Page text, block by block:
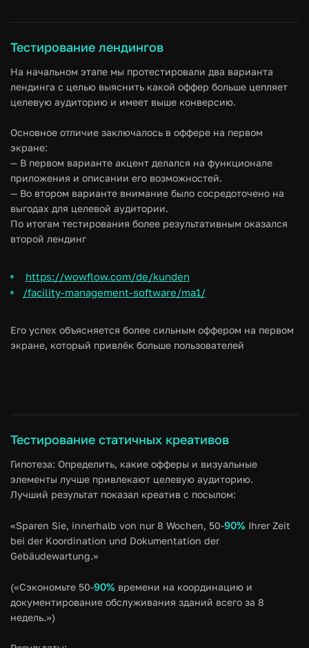
Тестирование лендингов
На начальном этапе мы протестировали два варианта
лендинга с целью выяснить какой оффер больше цепляет
целевую аудиторию и имеет выше конверсию.
Основное отличие заключалось в оффере на первом
экране:
— В первом варианте акцент делался на функционале
приложения и описании его возможностей.
— Во втором варианте внимание было сосредоточено на
выгодах для целевой аудитории.
По итогам тестирования более результативным оказался
второй лендинг
https://wowflow.com/de/kunden
/facility-management-software/ma1/
Его успех объясняется более сильным оффером на первом
экране, который привлёк больше пользователей
Тестирование статичных креативов
Гипотеза: Определить, какие офферы и визуальные
элементы лучше привлекают целевую аудиторию.
Лучший результат показал креатив с посылом:
«Sparen Sie, innerhalb von nur 8 Wochen, 50-90% Ihrer Zeit
bei der Koordination und Dokumentation der
Gebäudewartung.»
(«Сэкономьте 50-90% времени на координацию и
документирование обслуживания зданий всего за 8
недель.»)